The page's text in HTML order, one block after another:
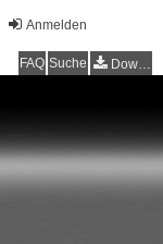
Anmelden
FAQ Suche Downloads